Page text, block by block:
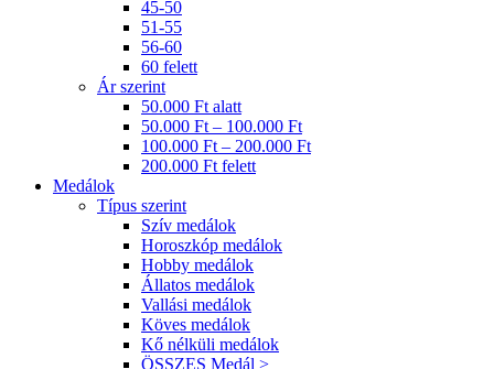
45-50
51-55
56-60
60 felett
Ár szerint
50.000 Ft alatt
50.000 Ft – 100.000 Ft
100.000 Ft – 200.000 Ft
200.000 Ft felett
Medálok
Típus szerint
Szív medálok
Horoszkóp medálok
Hobby medálok
Állatos medálok
Vallási medálok
Köves medálok
Kő nélküli medálok
ÖSSZES Medál >